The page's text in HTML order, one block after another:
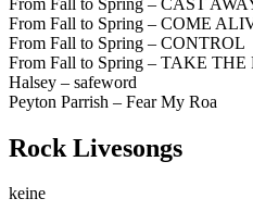
From Fall to Spring – COME
From Fall to Spring – CONTROL
From Fall to Spring – TAKE THE
Halsey – safeword
Peyton Parrish – Fear My Roa
Rock Livesongs
keine